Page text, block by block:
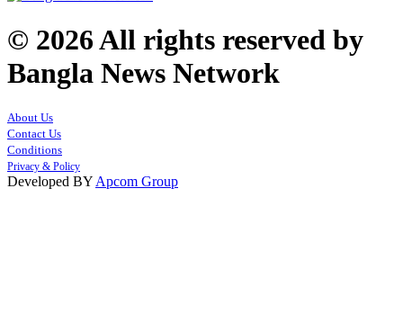
© 2026 All rights reserved by
Bangla News Network
About Us
Contact Us
Conditions
Privacy & Policy
Developed BY Apcom Group